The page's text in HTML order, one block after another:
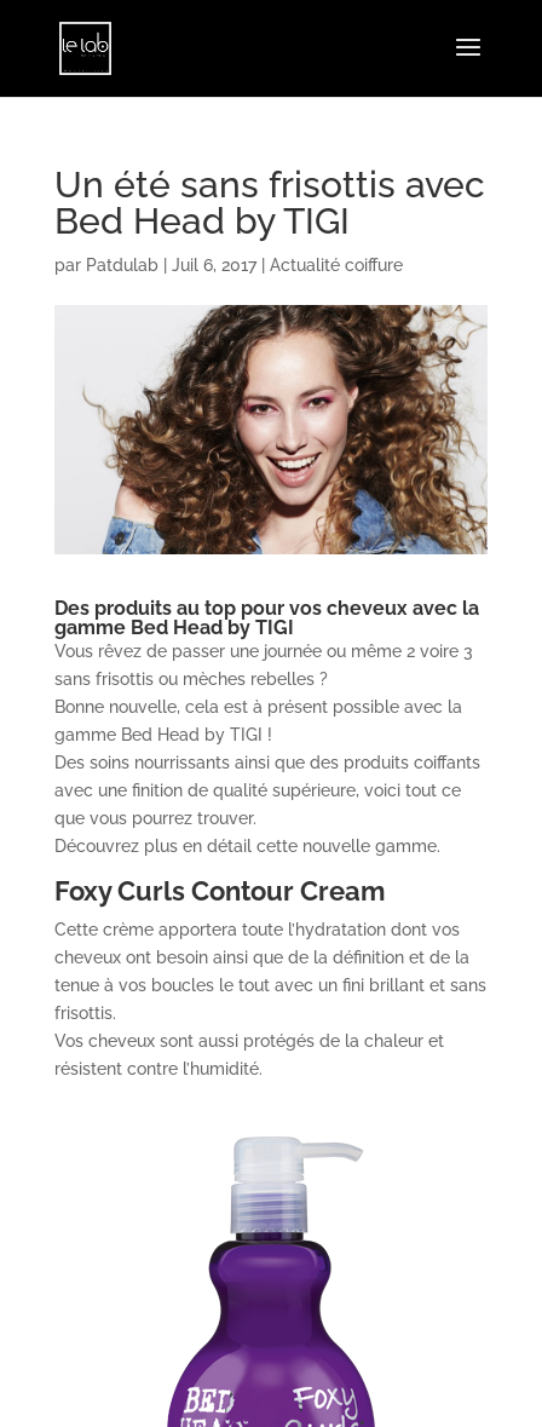
Un été sans frisottis avec
Bed Head by TIGI
par Patdulab| Juil 6, 2017| Actualité coiffure
Des produits au top pour vos cheveux avec la
gamme Bed Head by TIGI
Vous rêvez de passer une journée ou même 2 voire 3
sans frisottis ou mèches rebelles ?
Bonne nouvelle, cela est à présent possible avec la
gamme Bed Head by TIGI !
Des soins nourrissants ainsi que des produits coiffants
avec une finition de qualité supérieure, voici tout ce
que vous pourrez trouver.
Découvrez plus en détail cette nouvelle gamme.
Foxy Curls Contour Cream
Cette crème apportera toute l’hydratation dont vos
cheveux ont besoin ainsi que de la définition et de la
tenue à vos boucles le tout avec un fini brillant et sans
frisottis.
Vos cheveux sont aussi protégés de la chaleur et
résistent contre l’humidité.